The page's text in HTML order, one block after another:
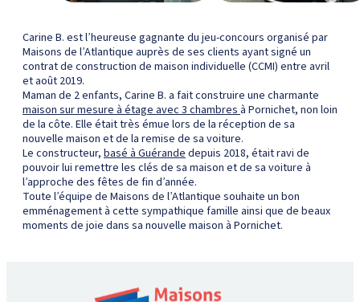
Carine B. est l’heureuse gagnante du jeu-concours organisé par
Maisons de l’Atlantique auprès de ses clients ayant signé un
contrat de construction de maison individuelle (CCMI) entre avril
et août 2019.
Maman de 2 enfants, Carine B. a fait construire une charmante
maison sur mesure à étage avec 3 chambresà Pornichet, non loin
de la côte. Elle était très émue lors de la réception de sa
nouvelle maison et de la remise de sa voiture.
Le constructeur,basé à Guérandedepuis 2018, était ravi de
pouvoir lui remettre les clés de sa maison et de sa voiture à
l’approche des fêtes de fin d’année.
Toute l’équipe de Maisons de l’Atlantique souhaite un bon
emménagement à cette sympathique famille ainsi que de beaux
moments de joie dans sa nouvelle maison à Pornichet.